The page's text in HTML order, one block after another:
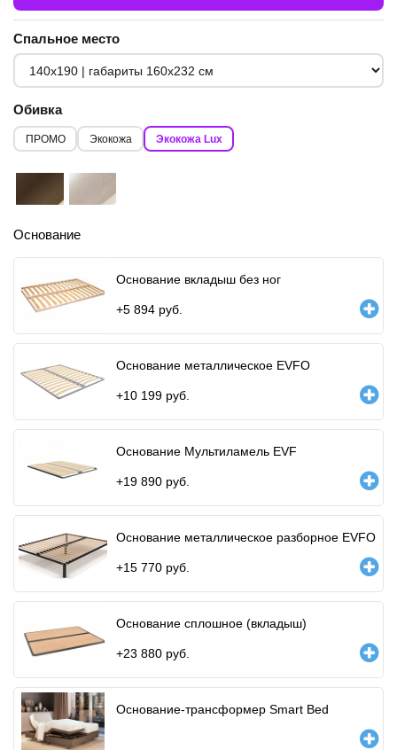
Спальное место
Обивка
ПРОМО Экокожа Экокожа Lux
Основание
Основание вкладыш без ног
+5 894 руб.
Основание металлическое EVFO
+10 199 руб.
Основание Мультиламель EVF
+19 890 руб.
Основание металлическое разборное EVFO
+15 770 руб.
Основание сплошное (вкладыш)
+23 880 руб.
Основание-трансформер Smart Bed